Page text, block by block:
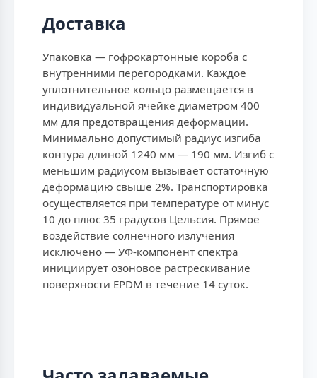
Доставка
Упаковка — гофрокартонные короба с
внутренними перегородками. Каждое
уплотнительное кольцо размещается в
индивидуальной ячейке диаметром 400
мм для предотвращения деформации.
Минимально допустимый радиус изгиба
контура длиной 1240 мм — 190 мм. Изгиб с
меньшим радиусом вызывает остаточную
деформацию свыше 2%. Транспортировка
осуществляется при температуре от минус
10 до плюс 35 градусов Цельсия. Прямое
воздействие солнечного излучения
исключено — УФ-компонент спектра
инициирует озоновое растрескивание
поверхности EPDM в течение 14 суток.